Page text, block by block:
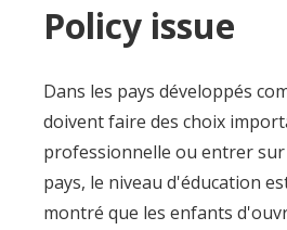
Policy issue
Dans les pays développés
doivent faire des choix
professionnelle ou entrer sur
pays, le niveau d'éducation
montré que les enfants